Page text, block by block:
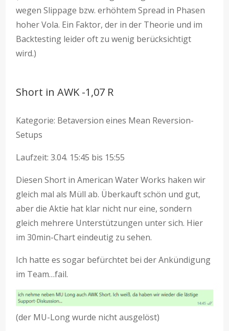
wegen Slippage bzw. erhöhtem Spread in Phasen
hoher Vola. Ein Faktor, der in der Theorie und im
Backtesting leider oft zu wenig berücksichtigt
wird.)
Short in AWK -1,07 R
Kategorie: Betaversion eines Mean Reversion-
Setups
Laufzeit: 3.04. 15:45 bis 15:55
Diesen Short in American Water Works haken wir
gleich mal als Müll ab. Überkauft schön und gut,
aber die Aktie hat klar nicht nur eine, sondern
gleich mehrere Unterstützungen unter sich. Hier
im 30min-Chart eindeutig zu sehen.
Ich hatte es sogar befürchtet bei der Ankündigung
im Team…fail.
(der MU-Long wurde nicht ausgelöst)